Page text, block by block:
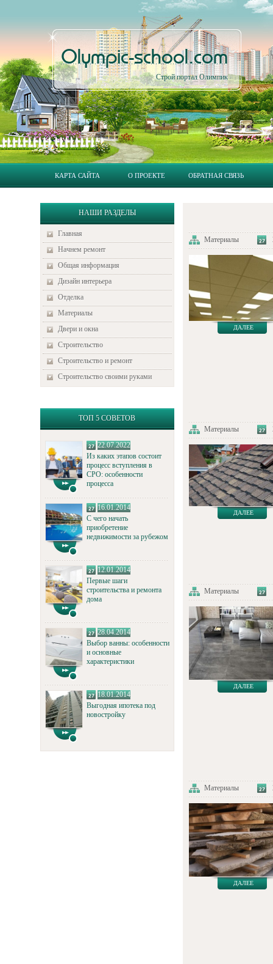
Olympic-school.com
Строй портал Олимпик
КАРТА САЙТА О ПРОЕКТЕ ОБРАТНАЯ СВЯЗЬ
НАШИ РАЗДЕЛЫ
Главная
Начнем ремонт
Общая информация
Дизайн интерьера
Отделка
Материалы
Двери и окна
Строительство
Строительство и ремонт
Строительство своими руками
ТОП 5 СОВЕТОВ
22.07.2022
Из каких этапов состоит
процесс вступления в
СРО: особенности
процесса
16.01.2014
С чего начать
приобретение
недвижимости за рубежом
12.01.2014
Первые шаги
строительства и ремонта
дома
28.04.2014
Выбор ванны: особенности
и основные
характеристики
18.01.2014
Выгодная ипотека под
новостройку
Материалы
ДАЛЕЕ
Материалы
ДАЛЕЕ
Материалы
ДАЛЕЕ
Материалы
ДАЛЕЕ